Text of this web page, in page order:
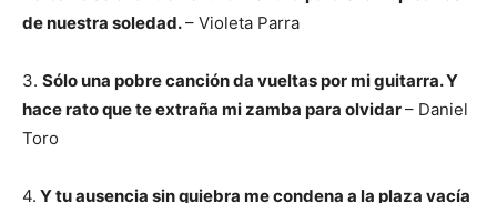
de nuestra soledad.– Violeta Parra
3. Sólo una pobre canción da vueltas por mi guitarra.Y
hace rato que te extraña mi zamba para olvidar– Daniel
Toro
4. Y tu ausencia sin quiebra me condena a la plaza vacía